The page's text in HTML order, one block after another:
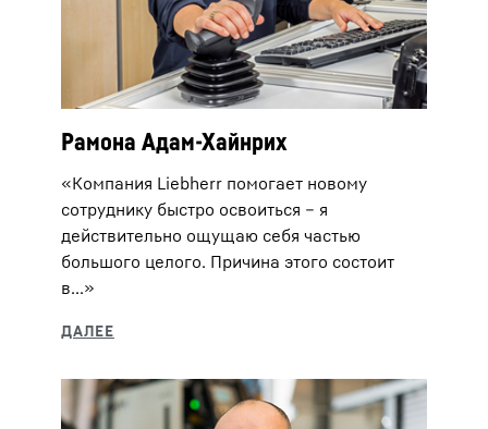
Рамона Адам-Хайнрих
«Компания Liebherr помогает новому
сотруднику быстро освоиться – я
действительно ощущаю себя частью
большого целого. Причина этого состоит
в...»